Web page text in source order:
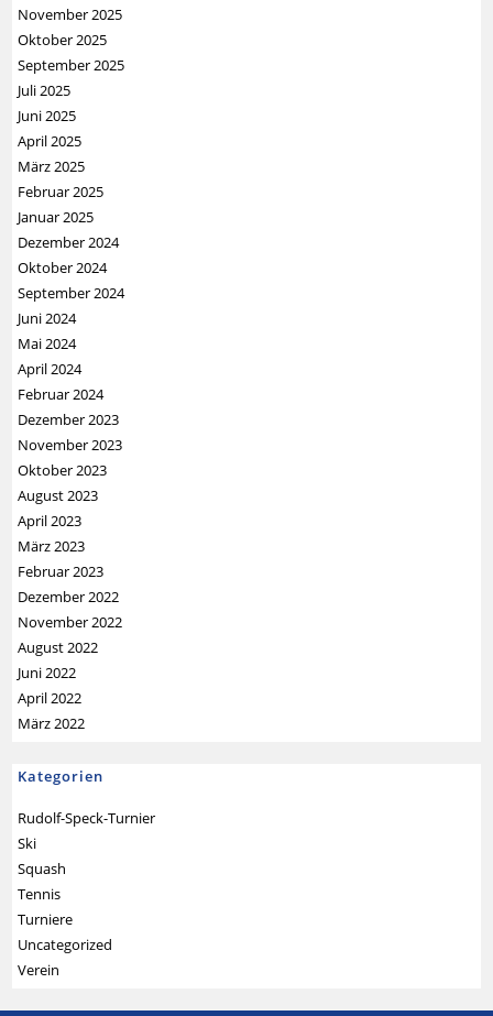
November 2025
Oktober 2025
September 2025
Juli 2025
Juni 2025
April 2025
März 2025
Februar 2025
Januar 2025
Dezember 2024
Oktober 2024
September 2024
Juni 2024
Mai 2024
April 2024
Februar 2024
Dezember 2023
November 2023
Oktober 2023
August 2023
April 2023
März 2023
Februar 2023
Dezember 2022
November 2022
August 2022
Juni 2022
April 2022
März 2022
Kategorien
Rudolf-Speck-Turnier
Ski
Squash
Tennis
Turniere
Uncategorized
Verein